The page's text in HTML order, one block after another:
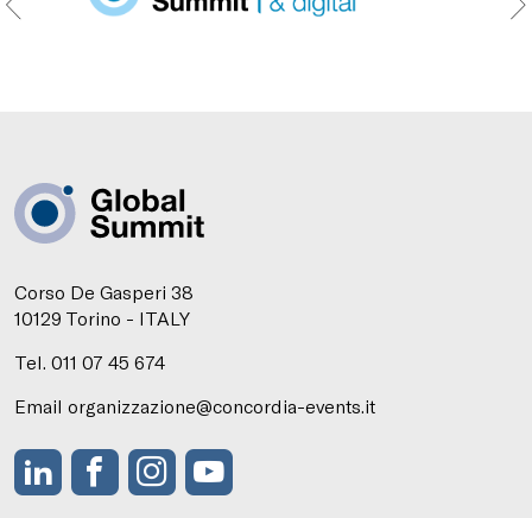
Corso De Gasperi 38
10129 Torino - ITALY
Tel. 011 07 45 674
Email organizzazione@concordia-events.it